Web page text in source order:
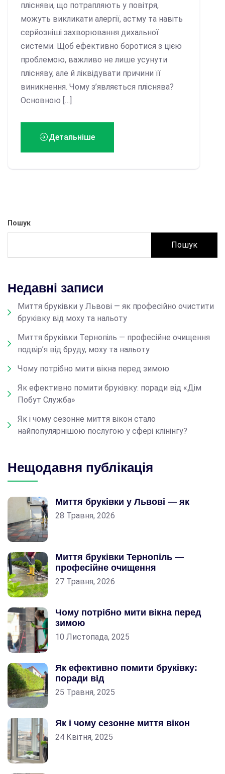
плісняви, що потрапляють у повітря,
можуть викликати алергії, астму та навіть
серйозніші захворювання дихальної
системи. Щоб ефективно боротися з цією
проблемою, важливо не лише усунути
плісняву, але й ліквідувати причини її
виникнення. Чому з’являється пліснява?
Основною […]
Детальніше
Пошук
Пошук
Недавні записи
Миття бруківки у Львові — як професійно очистити
бруківку від моху та нальоту
Миття бруківки Тернопіль — професійне очищення
подвір’я від бруду, моху та нальоту
Чому потрібно мити вікна перед зимою
Як ефективно помити бруківку: поради від «Дім
Побут Служба»
Як і чому сезонне миття вікон стало
найпопулярнішою послугою у сфері клінінгу?
Нещодавня публікація
Миття бруківки у Львові — як
28 Травня, 2026
Миття бруківки Тернопіль —
професійне очищення
27 Травня, 2026
Чому потрібно мити вікна перед
зимою
10 Листопада, 2025
Як ефективно помити бруківку:
поради від
25 Травня, 2025
Як і чому сезонне миття вікон
24 Квітня, 2025